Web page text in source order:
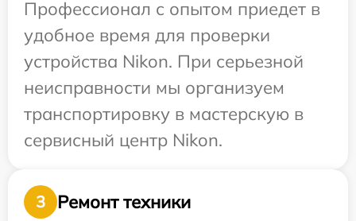
Профессионал с опытом приедет в
удобное время для проверки
устройства Nikon. При серьезной
неисправности мы организуем
транспортировку в мастерскую в
сервисный центр Nikon.
3
Ремонт техники